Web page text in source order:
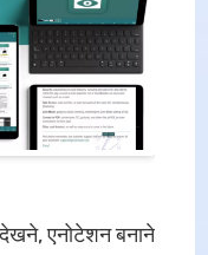
एनोटेशन बनाने